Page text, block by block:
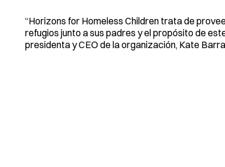
“Horizons for Homeless Children trata de
refugios junto a sus padres y el propósito de
presidenta y CEO de la organización, Kate